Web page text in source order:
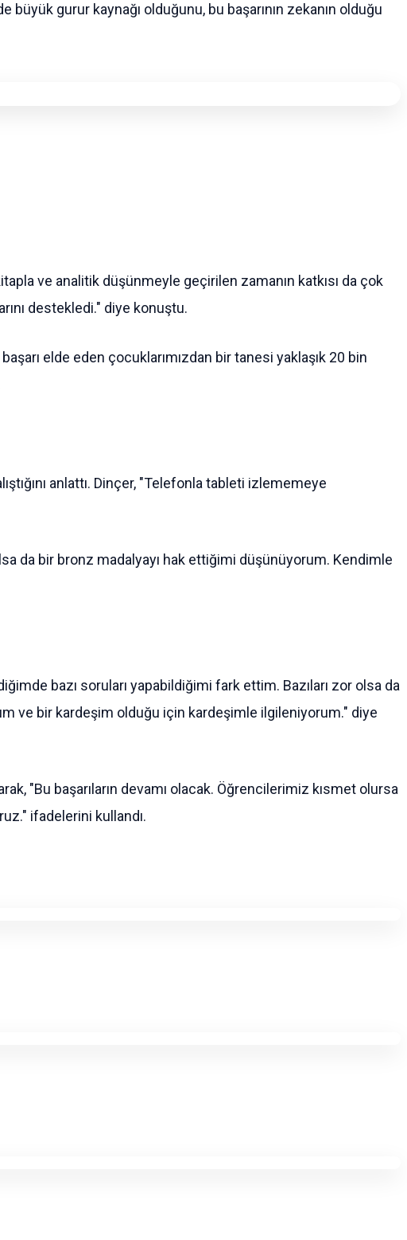
gurur kaynağı olduğunu, bu başarının zekanın olduğu
ve analitik düşünmeyle geçirilen zamanın katkısı da çok
destekledi." diye konuştu.
elde eden çocuklarımızdan bir tanesi yaklaşık 20 bin
anlattı. Dinçer, "Telefonla tableti izlememeye
da bir bronz madalyayı hak ettiğimi düşünüyorum. Kendimle
bazı soruları yapabildiğimi fark ettim. Bazıları zor olsa da
ve bir kardeşim olduğu için kardeşimle ilgileniyorum." diye
"Bu başarıların devamı olacak. Öğrencilerimiz kısmet olursa
ifadelerini kullandı.